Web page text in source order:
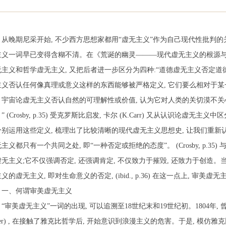
从晚期尼采开始, 不少西方思想家都用“虚无主义”作为自己现代性批判
义一词早已变得含糊不清。在《荒诞的幽灵———现代虚无主义的根源
义和哲学虚无主义 , 又把后者进一步区分为四种:“道德虚无主义否定道
义否认任何像真理或意义这样的东西能够被严格定义 , 它们要么相对于
宇宙论虚无主义否认自然的可理解性或价值, 认为它对人类的关切漠不
(Crosby, p.35) 受克罗斯比启发, 卡尔 (K.Carr) 又从认识论虚无主义中
运用这些定义 , 梳理出了比较清晰的现代虚无主义思想史 , 让我们重新
主义都只有一个共同之处, 即“一种否定或拒绝的态度”。 (Crosby, p.35)
主义 ;它不仅强调否定, 还强调肯定, 不仅致力于摧毁, 还致力于创造。
的虚无主义 , 即对生命意义的否定, (ibid., p.36) 在这一点上, 审美虚无
一、何谓审美虚无主义
“审美虚无主义”一词的出现, 可以追溯至 18世纪末和 19世纪初。 1804年,
, 在接触了雅克比哲学后, 开始意识到浪漫主义的危害。于是, 模仿雅